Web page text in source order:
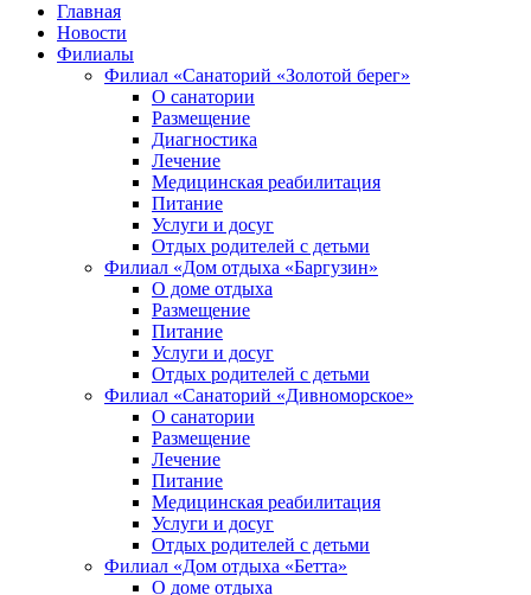
Главная
Новости
Филиалы
Филиал «Санаторий «Золотой берег»
О санатории
Размещение
Диагностика
Лечение
Медицинская реабилитация
Питание
Услуги и досуг
Отдых родителей с детьми
Филиал «Дом отдыха «Баргузин»
О доме отдыха
Размещение
Питание
Услуги и досуг
Отдых родителей с детьми
Филиал «Санаторий «Дивноморское»
О санатории
Размещение
Лечение
Питание
Медицинская реабилитация
Услуги и досуг
Отдых родителей с детьми
Филиал «Дом отдыха «Бетта»
О доме отдыха